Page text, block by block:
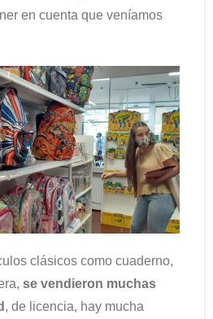
en cuenta que veníamos
clásicos como cuaderno,
se vendieron muchas
, de licencia, hay mucha